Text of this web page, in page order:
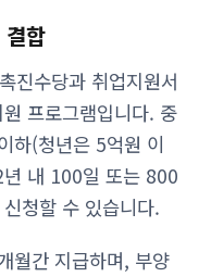
합
진수당과 취업지원서
프로그램입니다. 중
하(청년은 5억원 이
내 100일 또는 800
청할 수 있습니다.
월간 지급하며, 부양